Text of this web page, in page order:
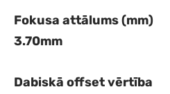
Fokusa attālums (mm)
3.70mm
Dabiskā offset vērtība